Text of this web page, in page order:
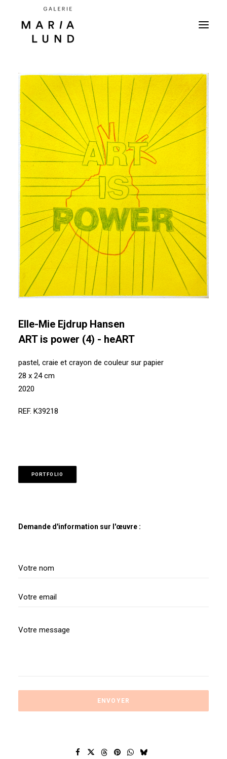
Elle-Mie Ejdrup Hansen
ART is power (4) - heART
pastel, craie et crayon de couleur sur papier
28 x 24 cm
2020
REF. K39218
PORTFOLIO
Demande d'information sur l'œuvre :